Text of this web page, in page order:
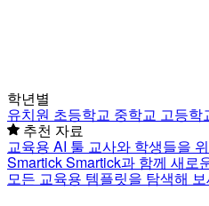
학년별
유치원 초등학교 중학교 고등학
추천 자료
교육용 AI 툴 교사와 학생들을
SmartickSmartick과 함께 새로
모든 교육용 템플릿을 탐색해